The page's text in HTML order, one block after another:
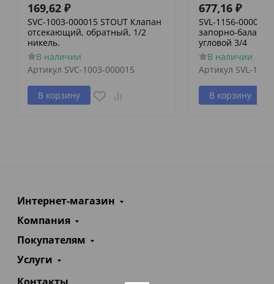
169,62 ₽
SVC-1003-000015 STOUT Клапан
отсекающий, обратный, 1/2
никель.
В наличии
Артикул SVC-1003-000015
В корзину
677,16 ₽
SVL-1156-000020
запорно-
угловой 3/4
В наличии
Артикул SVL-
В корзину
Интернет-магазин
Компания
Покупателям
Услуги